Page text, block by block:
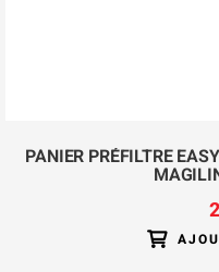
PANIER PRÉFILTRE